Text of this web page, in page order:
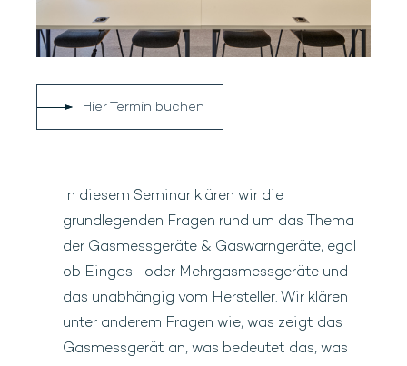
Hier Termin buchen
In diesem Seminar klären wir die
grundlegenden Fragen rund um das Thema
der Gasmessgeräte & Gaswarngeräte, egal
ob Eingas- oder Mehrgasmessgeräte und
das unabhängig vom Hersteller. Wir klären
unter anderem Fragen wie, was zeigt das
Gasmessgerät an, was bedeutet das, was